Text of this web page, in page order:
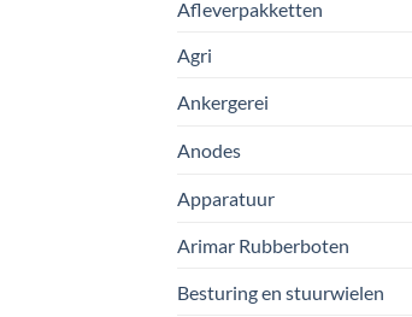
Afleverpakketten
Agri
Ankergerei
Anodes
Apparatuur
Arimar Rubberboten
Besturing en stuurwielen